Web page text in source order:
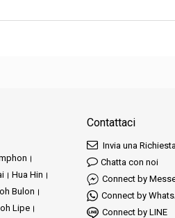
Hua Hin
Bulon
Lipe
Contattaci
Invia una Richiesta
Chatta con noi
Connect by
Connect by
Connect by LINE